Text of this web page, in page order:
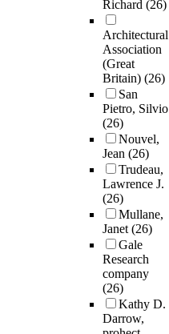
Richard (26)
Architectural
Association
(Great
Britain) (26)
San
Pietro, Silvio
(26)
Nouvel,
Jean (26)
Trudeau,
Lawrence J.
(26)
Mullane,
Janet(26)
Gale
Research
company
(26)
Kathy D.
Darrow,